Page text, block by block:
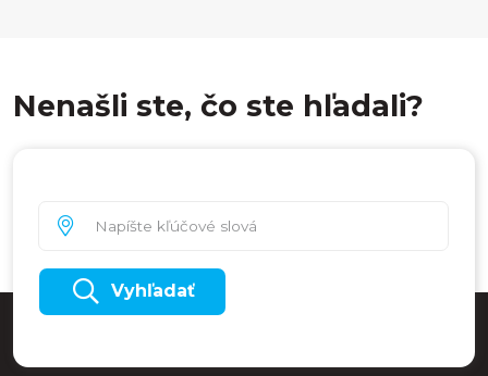
Nenašli ste, čo ste hľadali?
Vyhľadať